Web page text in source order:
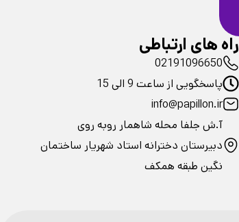
راه های ارتباطی
02191096650
پاسخگویی از ساعت 9 الی 15
info@papillon.ir
آ.ش جلفا محله شاهمار روبه روی
دبیرستان دخترانه استاد شهریار ساختمان
نگین طبقه همکف